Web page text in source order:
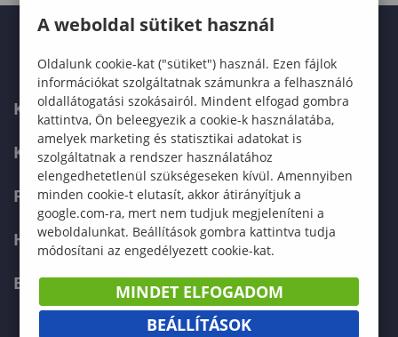
KARUNK
KÉPZÉSEK
FELVÉTELIZŐKNEK
HALLGATÓKNAK
ERASMUS+
A weboldal sütiket használ
Oldalunk cookie-kat ("sütiket") használ. Ezen fájlok
információkat szolgáltatnak számunkra a felhasználó
oldallátogatási szokásairól. Mindent elfogad gombra
kattintva, Ön beleegyezik a cookie-k használatába,
amelyek marketing és statisztikai adatokat is
szolgáltatnak a rendszer használatához
elengedhetetlenül szükségeseken kívül. Amennyiben
minden cookie-t elutasít, akkor átirányítjuk a
google.com-ra, mert nem tudjuk megjeleníteni a
weboldalunkat. Beállítások gombra kattintva tudja
módosítani az engedélyezett cookie-kat.
MINDET ELFOGADOM
BEÁLLÍTÁSOK